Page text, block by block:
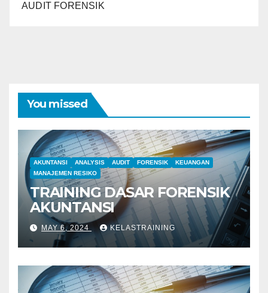
AUDIT FORENSIK
You missed
AKUNTANSI ANALYSIS AUDIT FORENSIK
KEUANGAN
MANAJEMEN RESIKO
TRAINING DASAR FORENSIK
AKUNTANSI
MAY 6, 2024 KELASTRAINING